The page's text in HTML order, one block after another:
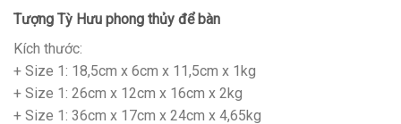
Tượng Tỳ Hưu phong thủy để bàn
Kích thước:
+ Size 1: 18,5cm x 6cm x 11,5cm x 1kg
+ Size 1: 26cm x 12cm x 16cm x 2kg
+ Size 1: 36cm x 17cm x 24cm x 4,65kg